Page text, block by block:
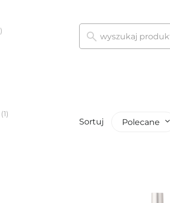
1
Sortuj Polecane